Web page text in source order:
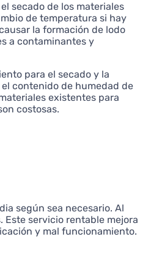
secado de los materiales
de temperatura si hay
la formación de lodo
a contaminantes y
para el secado y la
contenido de humedad de
existentes para
costosas.
según sea necesario. Al
Este servicio rentable mejora
y mal funcionamiento.